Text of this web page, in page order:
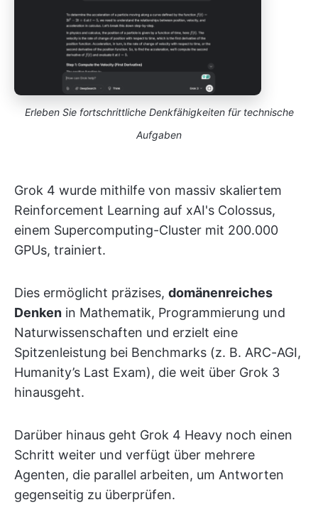
Erleben Sie fortschrittliche Denkfähigkeiten für technische
Aufgaben
Grok 4 wurde mithilfe von massiv skaliertem
Reinforcement Learning auf xAI's Colossus,
einem Supercomputing-Cluster mit 200.000
GPUs, trainiert.
Dies ermöglicht präzises, domänenreiches
Denken in Mathematik, Programmierung und
Naturwissenschaften und erzielt eine
Spitzenleistung bei Benchmarks (z. B. ARC-AGI,
Humanity’s Last Exam), die weit über Grok 3
hinausgeht.
Darüber hinaus geht Grok 4 Heavy noch einen
Schritt weiter und verfügt über mehrere
Agenten, die parallel arbeiten, um Antworten
gegenseitig zu überprüfen.